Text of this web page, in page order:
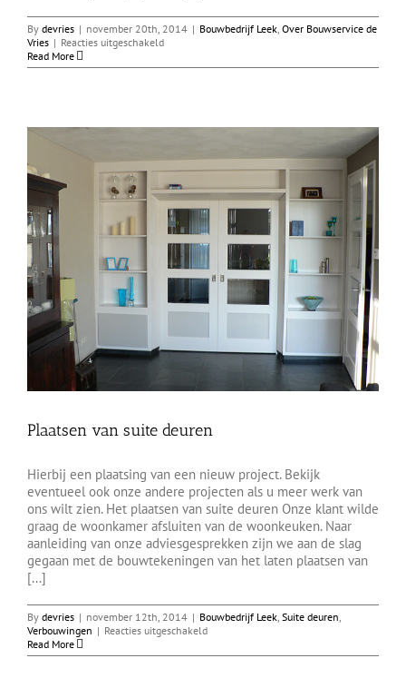
By devries | november 20th, 2014 | Bouwbedrijf Leek, Over Bouwservice de
Vries | Reacties uitgeschakeldvoor
Leek
Read More
Plaatsen van suite deuren
Hierbij een plaatsing van een nieuw project. Bekijk
eventueel ook onze andere projecten als u meer werk van
ons wilt zien. Het plaatsen van suite deuren Onze klant wilde
graag de woonkamer afsluiten van de woonkeuken. Naar
aanleiding van onze adviesgesprekken zijn we aan de slag
gegaan met de bouwtekeningen van het laten plaatsen van
[...]
By devries | november 12th, 2014 | Bouwbedrijf Leek, Suite deuren,
Verbouwingen | Reacties uitgeschakeldvoor
van
Read More